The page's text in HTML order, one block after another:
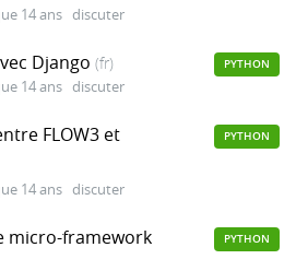
14 ans discuter
Django (fr)
14 ans discuter
PYTHON
FLOW3 et
14 ans discuter
PYTHON
micro-framework
PYTHON